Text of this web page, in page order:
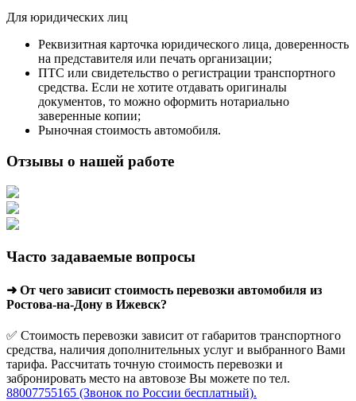
Для юридических лиц
Реквизитная карточка юридического лица, доверенность
на представителя или печать организации;
ПТС или свидетельство о регистрации транспортного
средства. Если не хотите отдавать оригиналы
документов, то можно оформить нотариально
заверенные копии;
Рыночная стоимость автомобиля.
Отзывы о нашей работе
Часто задаваемые вопросы
➜ От чего зависит стоимость перевозки автомобиля из
Ростова-на-Дону в Ижевск?
✅ Стоимость перевозки зависит от габаритов транспортного
средства, наличия дополнительных услуг и выбранного Вами
тарифа. Рассчитать точную стоимость перевозки и
забронировать место на автовозе Вы можете по тел.
88007755165 (Звонок по России бесплатный).